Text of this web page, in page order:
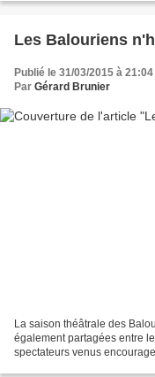
Les Balouriens
Publié le 31/03/2015 à 21:04
Par Gérard Brunier
La saison théâtrale des
également partagées entre
spectateurs venus